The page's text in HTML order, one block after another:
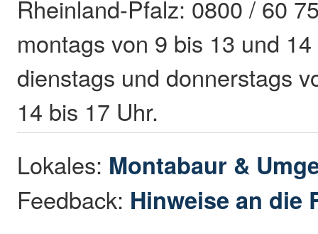
Rheinland-Pfalz: 0800 / 60
montags von 9 bis 13 und
dienstags und donnerstags
14 bis 17 Uhr.
Lokales: Montabaur &
Feedback: Hinweise an die